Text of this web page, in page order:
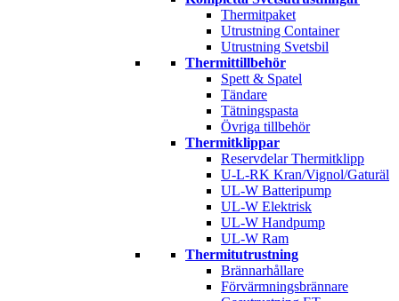
Thermitpaket
Utrustning Container
Utrustning Svetsbil
Thermittillbehör
Spett & Spatel
Tändare
Tätningspasta
Övriga tillbehör
Thermitklippar
Reservdelar Thermitklipp
U-L-RK Kran/Vignol/Gaturäl
UL-W Batteripump
UL-W Elektrisk
UL-W Handpump
UL-W Ram
Thermitutrustning
Brännarhållare
Förvärmningsbrännare